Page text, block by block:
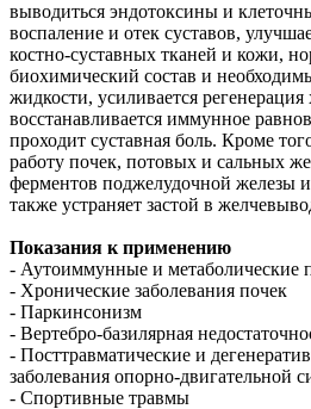
выводиться эндотоксины и
воспаление и отек суставов,
костно-суставных тканей и кожи,
биохимический состав и
жидкости, усиливается
восстанавливается иммунное
проходит суставная боль. Кроме
работу почек, потовых и сальных
ферментов поджелудочной железы
также устраняет застой в
Показания к применению
- Аутоиммунные и метаболические
- Хронические заболевания почек
- Паркинсонизм
- Вертебро-базилярная
- Посттравматические и
заболевания опорно-двигательной
- Спортивные травмы